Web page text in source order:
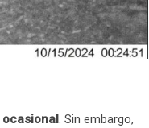
ocasional. Sin embargo,